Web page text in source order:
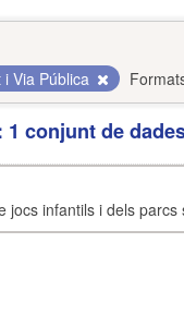
i Via Pública
1 conjunt de
jocs infantils i dels